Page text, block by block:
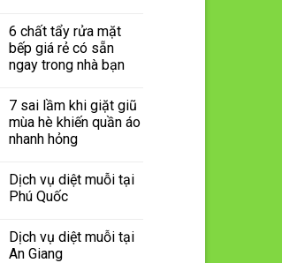
6 chất tẩy rửa mặt
bếp giá rẻ có sẵn
ngay trong nhà bạn
7 sai lầm khi giặt giũ
mùa hè khiến quần áo
nhanh hỏng
Dịch vụ diệt muỗi tại
Phú Quốc
Dịch vụ diệt muỗi tại
An Giang